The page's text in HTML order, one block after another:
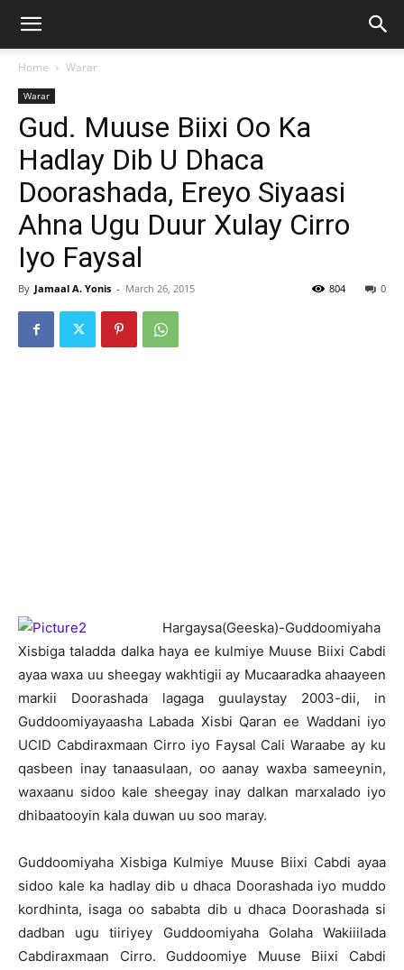
Home Warar
Warar
Gud. Muuse Biixi Oo Ka
Hadlay Dib U Dhaca
Doorashada, Ereyo Siyaasi
Ahna Ugu Duur Xulay Cirro
Iyo Faysal
By Jamaal A. Yonis - March 26, 2015 0
804
Hargaysa(Geeska)-Guddoomiyaha
Xisbiga taladda dalka haya ee kulmiye Muuse Biixi Cabdi
ayaa waxa uu sheegay wakhtigii ay Mucaaradka ahaayeen
markii Doorashada lagaga guulaystay 2003-dii, in
Guddoomiyayaasha Labada Xisbi Qaran ee Waddani iyo
UCID Cabdiraxmaan Cirro iyo Faysal Cali Waraabe ay ku
qasbeen inay tanaasulaan, oo aanay waxba sameeynin,
waxaanu sidoo kale sheegay inay dalkan marxalado iyo
dhibaatooyin kala duwan uu soo maray.
Guddoomiyaha Xisbiga Kulmiye Muuse Biixi Cabdi ayaa
sidoo kale ka hadlay dib u dhaca Doorashada iyo muddo
kordhinta, isaga oo sababta dib u dhaca Doorashada si
dadban ugu tiiriyey Guddoomiyaha Golaha Wakiiilada
Cabdiraxmaan Cirro. Guddoomiye Muuse Biixi Cabdi